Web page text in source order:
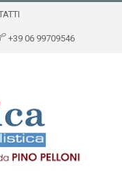
+39 06 99709546